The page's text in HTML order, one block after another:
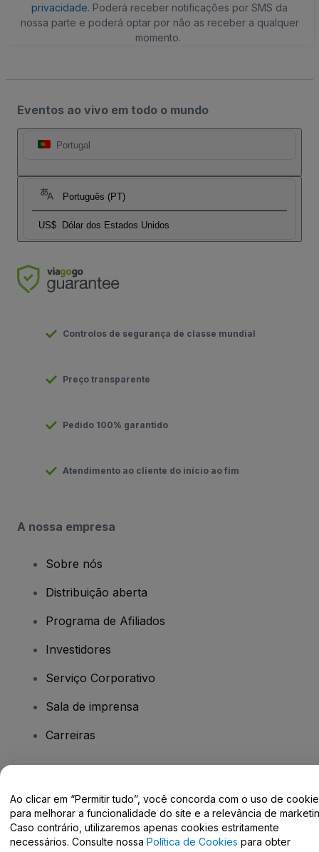
privacidade. Poderá receber notificações por SMS da
nossa parte e poderá optar por não as receber a qualquer
momento.
Eventos ao vivo em todo o mundo
Portugal
Português (PT)
US$ Dólar dos Estados Unidos
Controlos de segurança de classe mundial
Preço transparente
Pedido 100% garantido
Atendimento ao cliente do início ao fim
A nossa empresa
Sobre nós
Distribuição aberta
Programa de Afiliados
Investidores
Serviço Corporativo
Sala de imprensa
Carreiras
Centro de Ajuda / Fale Conosco
Ao clicar em “Permitir tudo”, você concorda com o uso de
para melhorar a funcionalidade do site e a relevância de
Caso contrário, utilizaremos apenas cookies estritamente
necessários. Consulte nossa Política de Cookies para obter